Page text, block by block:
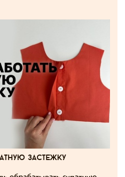
застежку